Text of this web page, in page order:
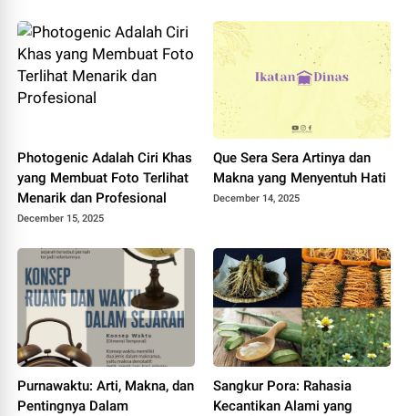
Photogenic Adalah Ciri Khas
yang Membuat Foto Terlihat
Menarik dan Profesional
December 15, 2025
Que Sera Sera Artinya dan
Makna yang Menyentuh Hati
December 14, 2025
Purnawaktu: Arti, Makna, dan
Pentingnya Dalam
Sangkur Pora: Rahasia
Kecantikan Alami yang